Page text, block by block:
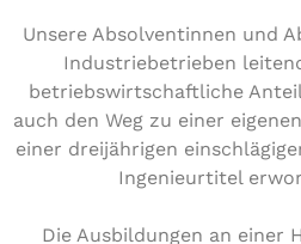
Unsere Absol­ven­tin­nen und
Indus­trie­be­trie­ben
betriebs­wirt­schaft­li­che
auch den Weg zu einer
einer drei­jäh­ri­gen
Inge­nieur­ti­tel
Die Aus­bil­dun­gen an einer